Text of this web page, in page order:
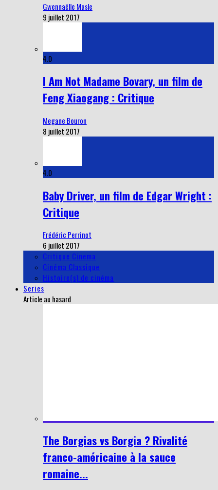
Gwennaëlle Masle
9 juillet 2017
4.0
I Am Not Madame Bovary, un film de
Feng Xiaogang : Critique
Megane Bouron
8 juillet 2017
4.0
Baby Driver, un film de Edgar Wright :
Critique
Frédéric Perrinot
6 juillet 2017
Critique Cinema
Cinéma Classique
Histoire(s) de cinéma
Series
Article au hasard
The Borgias vs Borgia ? Rivalité
franco-américaine à la sauce
romaine...